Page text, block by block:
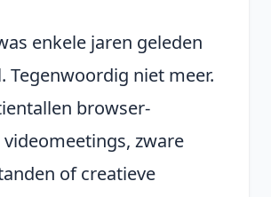
enkele jaren geleden
Tegenwoordig niet meer.
browser-
zware
of creatieve